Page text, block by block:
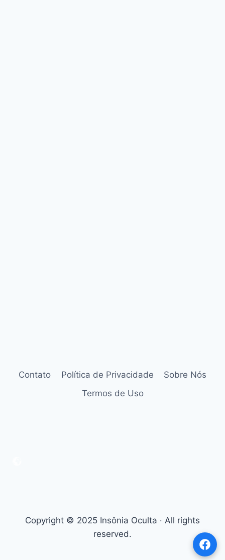
Contato Política de Privacidade
Sobre Nós
Termos de Uso
Copyright © 2025 Insônia Oculta ‧ All rights
reserved.